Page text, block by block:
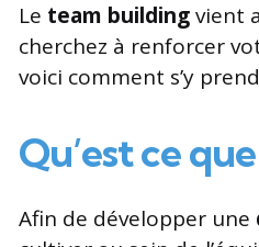
Le team buildingvient
cherchez à renforcer
voici comment s’y
Qu’est ce
Afin de développer une